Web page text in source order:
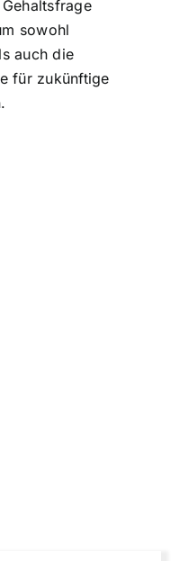
sowohl
auch die
für zukünftige